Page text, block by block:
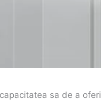
sa de a oferi